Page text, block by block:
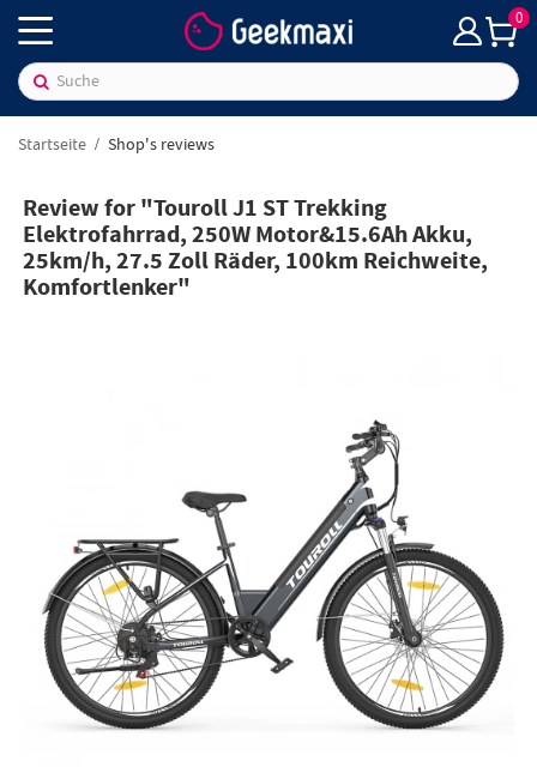
0
Startseite Shop's reviews
Review for "Touroll J1 ST Trekking
Elektrofahrrad, 250W Motor&15.6Ah Akku,
25km/h, 27.5 Zoll Räder, 100km Reichweite,
Komfortlenker"